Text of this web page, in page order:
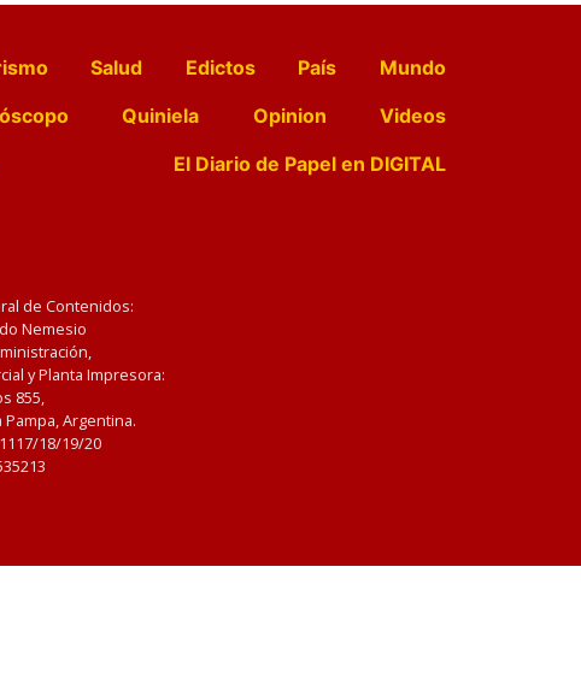
Salud Edictos País
Mundo
Quiniela Opinion
Videos
El Diario de Papel en DIGITAL
de Contenidos:
Nemesio
y Planta Impresora:
855,
Pampa, Argentina.
18/19/20